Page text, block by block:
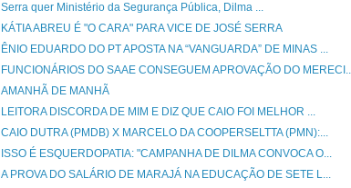
Serra quer Ministério da Segurança Pública, Dilma ...
KÁTIA ABREU É "O CARA" PARA VICE DE JOSÉ SERRA
ÊNIO EDUARDO DO PT APOSTA NA “VANGUARDA” DE MINAS ...
FUNCIONÁRIOS DO SAAE CONSEGUEM APROVAÇÃO DO
AMANHÃ DE MANHÃ
LEITORA DISCORDA DE MIM E DIZ QUE CAIO FOI MELHOR ...
CAIO DUTRA (PMDB) X MARCELO DA COOPERSELTTA (PMN):...
ISSO É ESQUERDOPATIA: "CAMPANHA DE DILMA CONVOCA O...
A PROVA DO SALÁRIO DE MARAJÁ NA EDUCAÇÃO DE SETE L...